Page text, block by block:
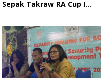
Sepak Takraw RA Cup I